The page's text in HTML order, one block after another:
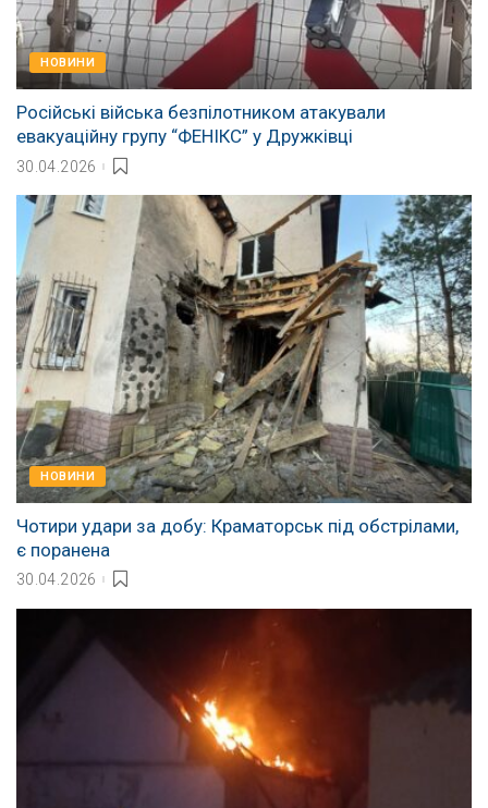
НОВИНИ
Російські війська безпілотником атакували
евакуаційну групу “ФЕНІКС” у Дружківці
30.04.2026
НОВИНИ
Чотири удари за добу: Краматорськ під обстрілами,
є поранена
30.04.2026